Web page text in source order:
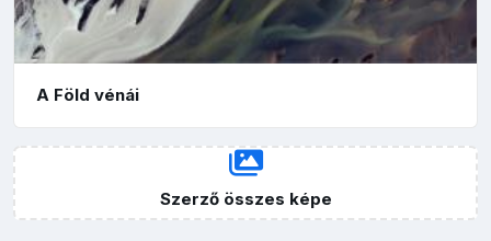
A Föld vénái
Szerző összes képe